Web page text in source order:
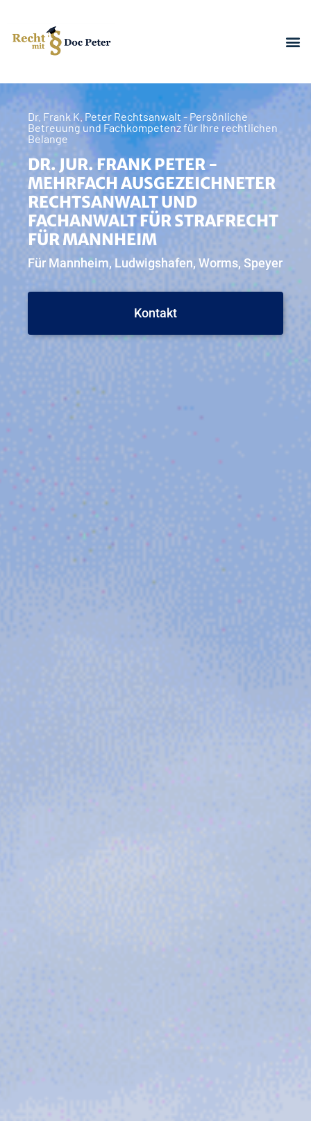
Dr. Frank K. Peter Rechtsanwalt - Persönliche
Betreuung und Fachkompetenz für Ihre rechtlichen
Belange
DR. JUR. FRANK PETER -
MEHRFACH AUSGEZEICHNETER
RECHTSANWALT UND
FACHANWALT FÜR STRAFRECHT
FÜR MANNHEIM
Für Mannheim, Ludwigshafen, Worms, Speyer
Kontakt